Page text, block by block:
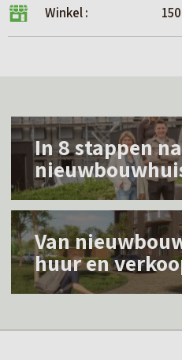
Winkel :
L
s
m
e
o
In 8 stappen
L
e
s
Van
huur en